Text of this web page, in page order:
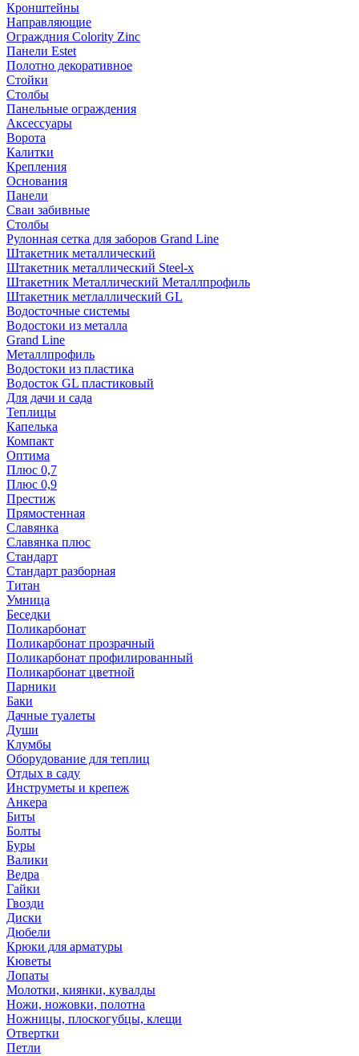
Кронштейны
Направляющие
Ограждния Colority Zinc
Панели Estet
Полотно декоративное
Стойки
Столбы
Панельные ограждения
Аксессуары
Ворота
Калитки
Крепления
Основания
Панели
Сваи забивные
Столбы
Рулонная сетка для заборов Grand Line
Штакетник металлический
Штакетник металлический Steel-x
Штакетник Металлический Металлпрофиль
Штакетник метлаллический GL
Водосточные системы
Водостоки из металла
Grand Line
Металлпрофиль
Водостоки из пластика
Водосток GL пластиковый
Для дачи и сада
Теплицы
Капелька
Компакт
Оптима
Плюс 0,7
Плюс 0,9
Престиж
Прямостенная
Славянка
Славянка плюс
Стандарт
Стандарт разборная
Титан
Умница
Беседки
Поликарбонат
Поликарбонат прозрачный
Поликарбонат профилированный
Поликарбонат цветной
Парники
Баки
Дачные туалеты
Души
Клумбы
Оборудование для теплиц
Отдых в саду
Инструметы и крепеж
Анкера
Биты
Болты
Буры
Валики
Ведра
Гайки
Гвозди
Диски
Дюбели
Крюки для арматуры
Кюветы
Лопаты
Молотки, киянки, кувалды
Ножи, ножовки, полотна
Ножницы, плоскогубцы, клещи
Отвертки
Петли